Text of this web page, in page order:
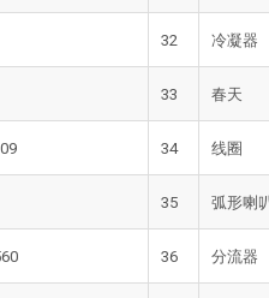
32 冷凝器
33 春天
34 线圈
35 弧形喇
36 分流器